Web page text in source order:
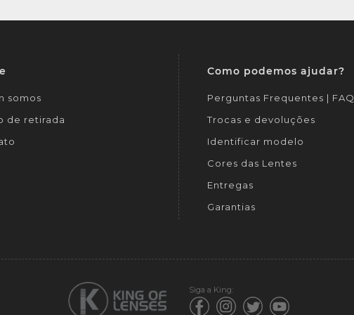
somos
de retirada
Como podemos ajudar?
Perguntas Frequentes | FAQ
Trocas e devoluções
Identificar modelo
Cores das Lentes
Entregas
Garantias
Siga a King: